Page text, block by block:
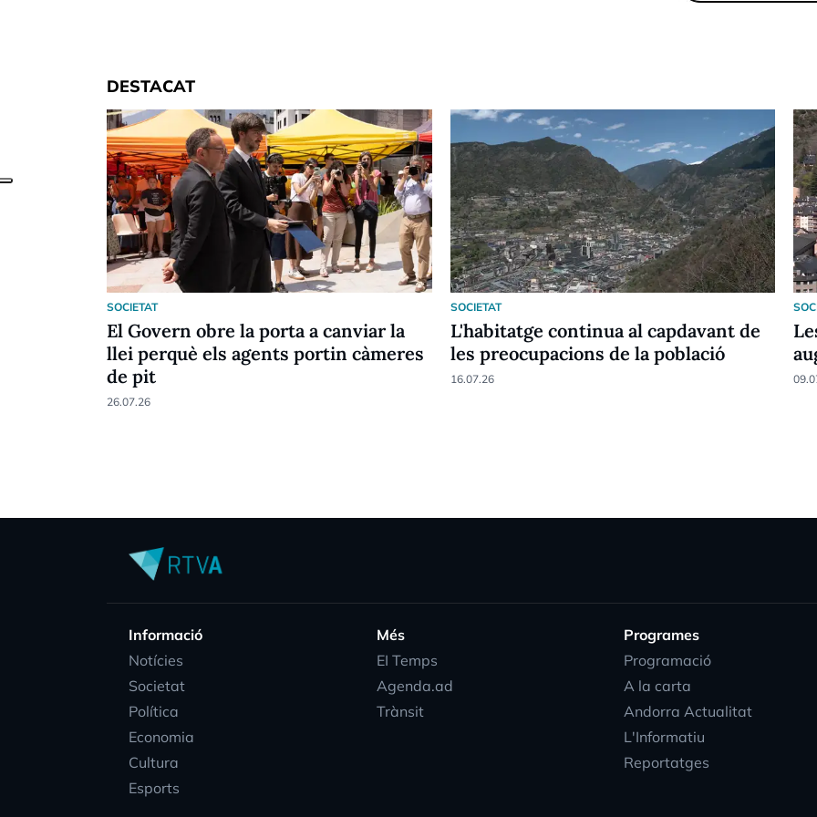
DESTACAT
SOCIETAT
El Govern obre la porta a canviar la
llei perquè els agents portin càmeres
de pit
26.07.26
SOCIETAT
L'habitatge continua al capdavant de
les preocupacions de la població
16.07.26
Informació
Notícies
Societat
Política
Economia
Cultura
Esports
Més
EI Temps
Agenda.ad
Trànsit
Programes
Programació
A la carta
Andorra Actualitat
L'Informatiu
Reportatges